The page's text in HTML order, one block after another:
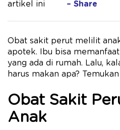
artikel ini
– Share
Obat sakit perut melilit
apotek. Ibu bisa
yang ada di rumah. Lalu,
harus makan apa?
Obat Sakit
Anak